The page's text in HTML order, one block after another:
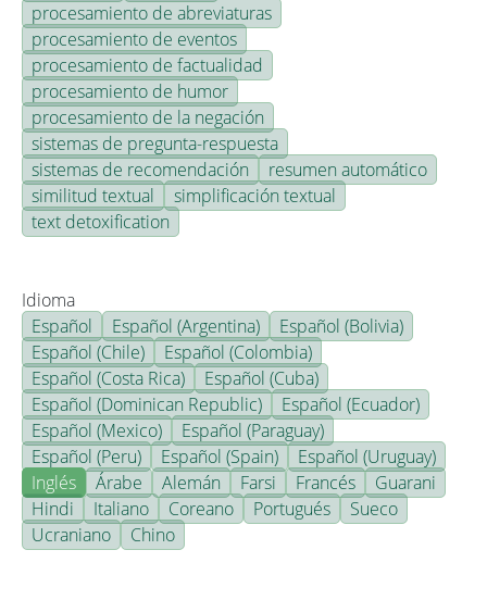
procesamiento de abreviaturas
procesamiento de eventos
procesamiento de factualidad
procesamiento de humor
procesamiento de la negación
sistemas de pregunta-respuesta
sistemas de recomendación
resumen automático
similitud textual
simplificación textual
text detoxification
Idioma
Español
Español (Argentina)
Español (Bolivia)
Español (Chile)
Español (Colombia)
Español (Costa Rica)
Español (Cuba)
Español (Dominican Republic)
Español (Ecuador)
Español (Mexico)
Español (Paraguay)
Español (Peru)
Español (Spain)
Español (Uruguay)
Inglés
Árabe Alemán Farsi Francés
Guarani
Hindi
Italiano Coreano Portugués
Sueco
Ucraniano
Chino